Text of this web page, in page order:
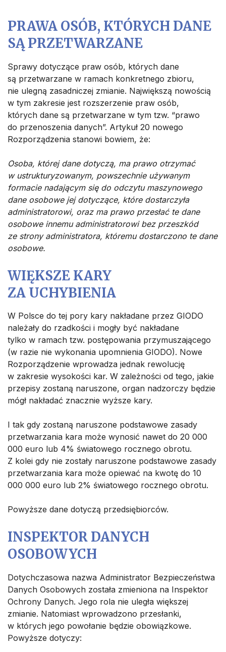
PRAWA OSÓB, KTÓRYCH DANE
SĄ PRZETWARZANE
Sprawy dotyczące praw osób, których dane
są przetwarzane w ramach konkretnego zbioru,
nie ulegną zasadniczej zmianie. Największą nowością
w tym zakresie jest rozszerzenie praw osób,
których dane są przetwarzane w tym tzw. “prawo
do przenoszenia danych”. Artykuł 20 nowego
Rozporządzenia stanowi bowiem, że:
Osoba, której dane dotyczą, ma prawo otrzymać
w ustrukturyzowanym, powszechnie używanym
formacie nadającym się do odczytu maszynowego
dane osobowe jej dotyczące, które dostarczyła
administratorowi, oraz ma prawo przesłać te dane
osobowe innemu administratorowi bez przeszkód
ze strony administratora, któremu dostarczono te dane
osobowe.
WIĘKSZE KARY
ZA UCHYBIENIA
W Polsce do tej pory kary nakładane przez GIODO
należały do rzadkości i mogły być nakładane
tylko w ramach tzw. postępowania przymuszającego
(w razie nie wykonania upomnienia GIODO). Nowe
Rozporządzenie wprowadza jednak rewolucję
w zakresie wysokości kar. W zależności od tego, jakie
przepisy zostaną naruszone, organ nadzorczy będzie
mógł nakładać znacznie wyższe kary.
I tak gdy zostaną naruszone podstawowe zasady
przetwarzania kara może wynosić nawet do 20 000
000 euro lub 4% światowego rocznego obrotu.
Z kolei gdy nie zostały naruszone podstawowe zasady
przetwarzania kara może opiewać na kwotę do 10
000 000 euro lub 2% światowego rocznego obrotu.
Powyższe dane dotyczą przedsiębiorców.
INSPEKTOR DANYCH
OSOBOWYCH
Dotychczasowa nazwa Administrator Bezpieczeństwa
Danych Osobowych została zmieniona na Inspektor
Ochrony Danych. Jego rola nie uległa większej
zmianie. Natomiast wprowadzono przesłanki,
w których jego powołanie będzie obowiązkowe.
Powyższe dotyczy: